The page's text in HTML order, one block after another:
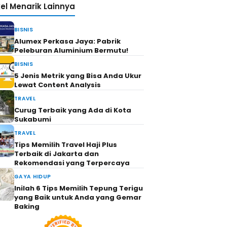
Menarik Lainnya
BISNIS
Alumex Perkasa Jaya: Pabrik
Peleburan Aluminium Bermutu!
BISNIS
5 Jenis Metrik yang Bisa Anda Ukur
Lewat Content Analysis
TRAVEL
Curug Terbaik yang Ada di Kota
Sukabumi
TRAVEL
Tips Memilih Travel Haji Plus
Terbaik di Jakarta dan
Rekomendasi yang Terpercaya
GAYA HIDUP
Inilah 6 Tips Memilih Tepung Terigu
yang Baik untuk Anda yang Gemar
Baking